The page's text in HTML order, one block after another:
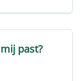
past?